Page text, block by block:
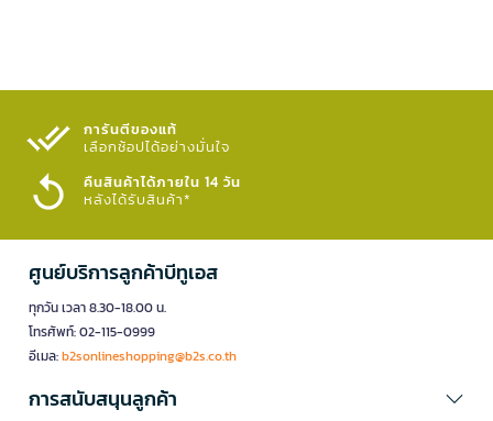
การันตีของแท้
เลือกช้อปได้อย่างมั่นใจ​
คืนสินค้าได้ภายใน 14 วัน
หลังได้รับสินค้า*
ศูนย์บริการลูกค้าบีทูเอส
ทุกวัน เวลา 8.30-18.00 น.
โทรศัพท์: 02-115-0999
อีเมล:b2sonlineshopping@b2s.co.th
การสนับสนุนลูกค้า